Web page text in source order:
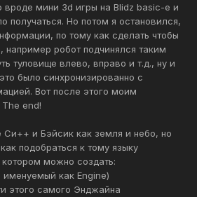
вроде мини 3d игры на Blidz basic-e и
получаться. Но потом я остановился,
по тому как сделать чтобы
робот подчинялся таким
туловище влево, вправо и т.д., ну и
было синхронизированно с
Вот после этого моим
end!
Си++ и Бэйсик как земля и небо, но
подобраться к тому языку
можно создать:
как Engine)
этого самого Энджайна